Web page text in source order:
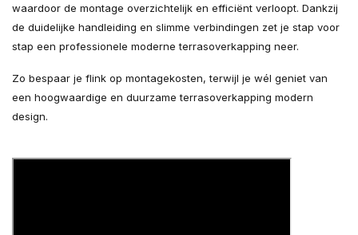
waardoor de montage overzichtelijk en efficiënt verloopt. Dankzij
de duidelijke handleiding en slimme verbindingen zet je stap voor
stap een professionele moderne terrasoverkapping neer.
Zo bespaar je flink op montagekosten, terwijl je wél geniet van
een hoogwaardige en duurzame terrasoverkapping modern
design.